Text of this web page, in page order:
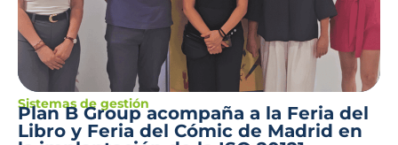
Sistemas de gestión
Plan B Group acompaña a la Feria del
Libro y Feria del Cómic de Madrid en